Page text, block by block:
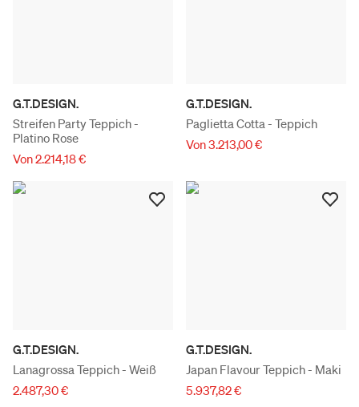
G.T.DESIGN.
Streifen Party Teppich -
Platino Rose
Von 2.214,18 €
G.T.DESIGN.
Paglietta Cotta - Teppich
Von 3.213,00 €
G.T.DESIGN.
Lanagrossa Teppich - Weiß
2.487,30 €
G.T.DESIGN.
Japan Flavour Teppich - Maki
5.937,82 €